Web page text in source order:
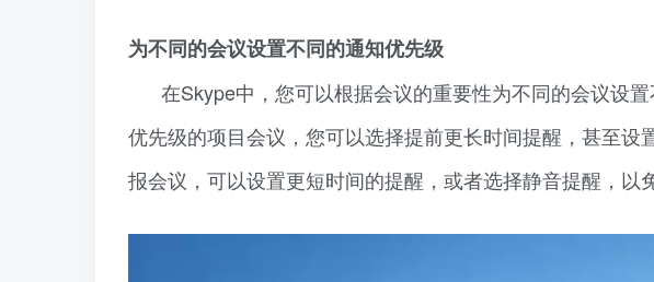
为不同的会议设置不同的通知优先级
在Skype中，您可以根据会议的重要性为不同的会议设
优先级的项目会议，您可以选择提前更长时间提醒，甚至设
报会议，可以设置更短时间的提醒，或者选择静音提醒，以